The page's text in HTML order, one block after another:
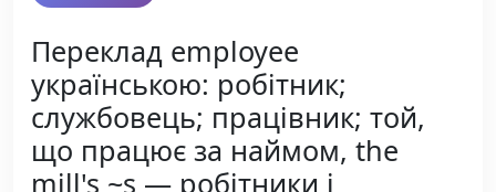
Переклад employee
українською: робітник;
службовець; працівник; той,
що працює за наймом, the
mill's ~s — робітники і